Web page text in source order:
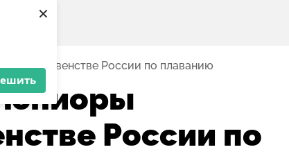
×
в первенстве России по плаванию
юниоры
России по